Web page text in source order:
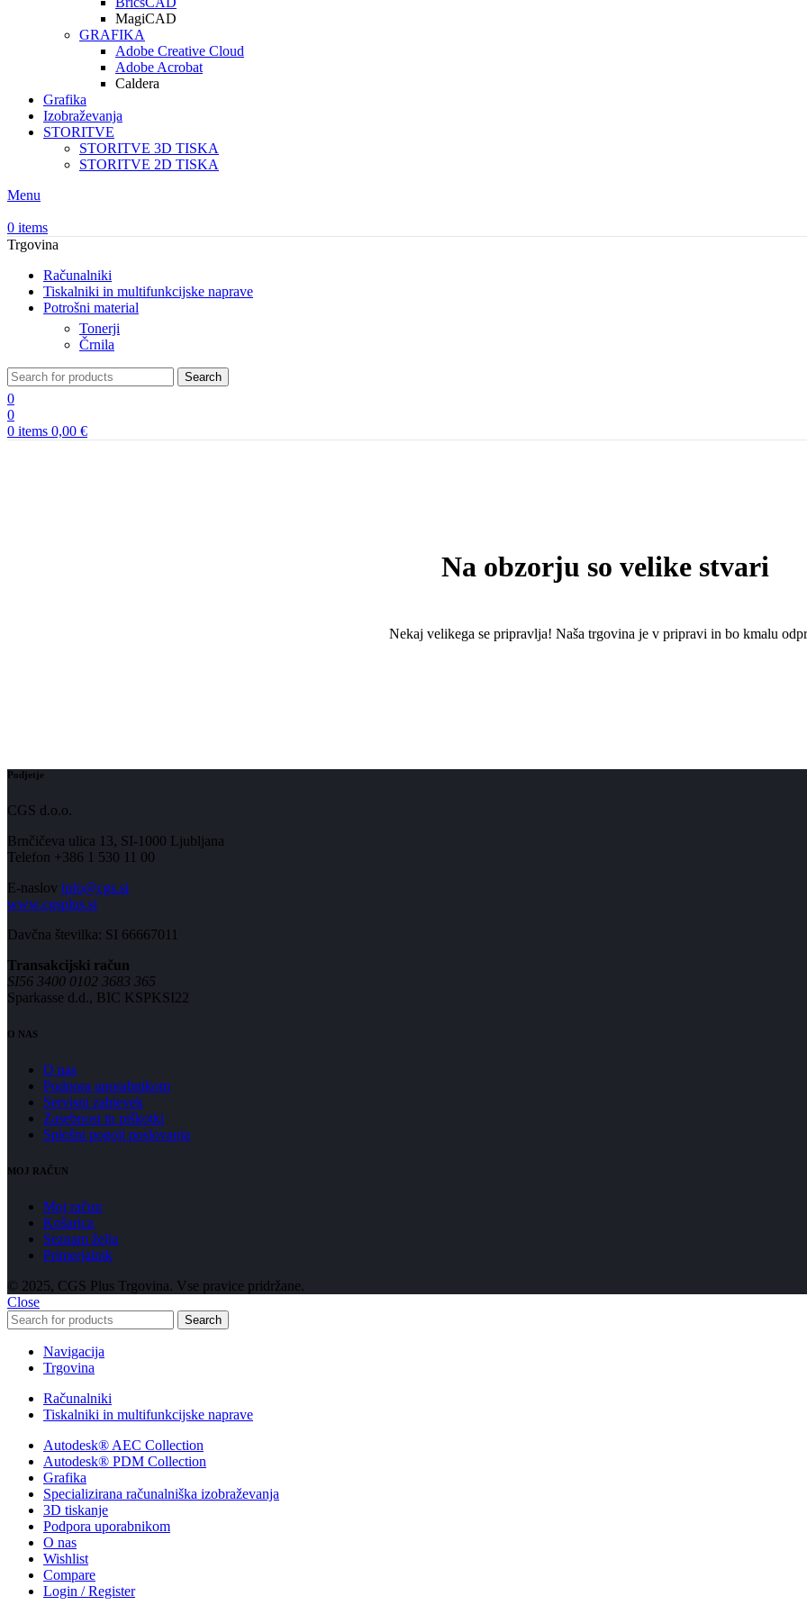
MagiCAD
GRAFIKA
Adobe Creative Cloud
Adobe Acrobat
Caldera
Grafika
Izobraževanja
STORITVE
STORITVE 3D TISKA
STORITVE 2D TISKA
Menu
0 items
Trgovina
Računalniki
Tiskalniki in multifunkcijske naprave
Potrošni material
Tonerji
Črnila
Search
0
0
0 items 0,00 €
Na obzorju so velike stvari
Nekaj ​​velikega se pripravlja! Naša trgovina je v pripravi in ​​bo kmalu
Podjetje
CGS d.o.o.
Brnčičeva ulica 13, SI-1000 Ljubljana
Telefon +386 1 530 11 00
E-naslov info@cgs.si
www.cgsplus.si
Davčna številka: SI 66667011
Transakcijski račun
SI56 3400 0102 3683 365
Sparkasse d.d., BIC KSPKSI22
O NAS
O nas
Podpora uporabnikom
Servisni zahtevek
Zasebnost in piškotki
Splošni pogoji poslovanja
MOJ RAČUN
Moj račun
Košarica
Seznam želja
Primerjalnik
© 2025, CGS Plus Trgovina. Vse pravice pridržane.
Close
Search
Navigacija
Trgovina
Računalniki
Tiskalniki in multifunkcijske naprave
Autodesk® AEC Collection
Autodesk® PDM Collection
Grafika
Specializirana računalniška izobraževanja
3D tiskanje
Podpora uporabnikom
O nas
Wishlist
Compare
Login / Register